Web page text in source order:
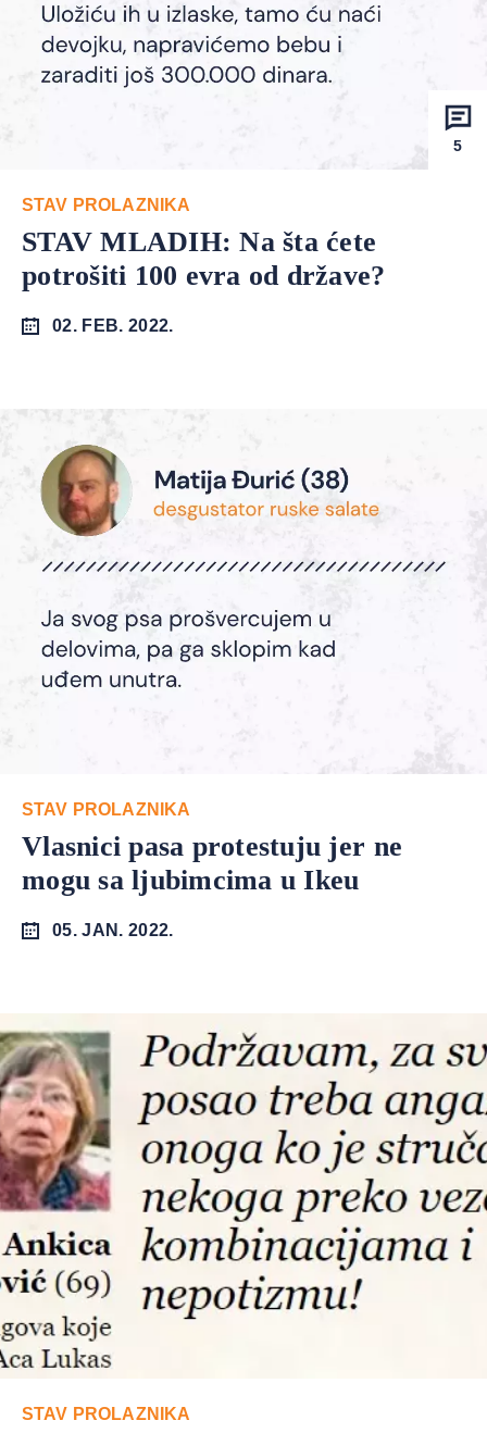
5
STAV PROLAZNIKA
STAV MLADIH: Na šta ćete
potrošiti 100 evra od države?
02. FEB. 2022.
STAV PROLAZNIKA
Vlasnici pasa protestuju jer ne
mogu sa ljubimcima u Ikeu
05. JAN. 2022.
STAV PROLAZNIKA